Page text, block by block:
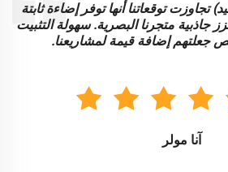
تجاوزت توقعاتنا أنها توفر إضاءة ثابتة
جاذبية متجرنا البصرية. سهولة التثبيت
جعلتهم إضافة قيمة لمشاريعنا.
آنا مولر